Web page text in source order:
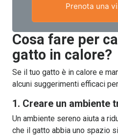
Prenota una
Cosa fare per
gatto in calore?
Se il tuo gatto è in calore e
alcuni suggerimenti efficaci
1. Creare un ambiente
Un ambiente sereno aiuta a
che il gatto abbia uno spazio